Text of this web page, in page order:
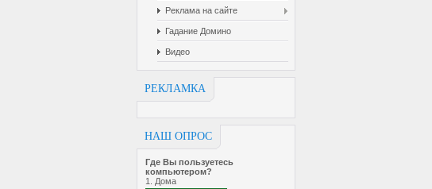
Реклама на сайте
Гадание Домино
Видео
РЕКЛАМКА
НАШ ОПРОС
Где Вы пользуетесь
компьютером?
1. Дома